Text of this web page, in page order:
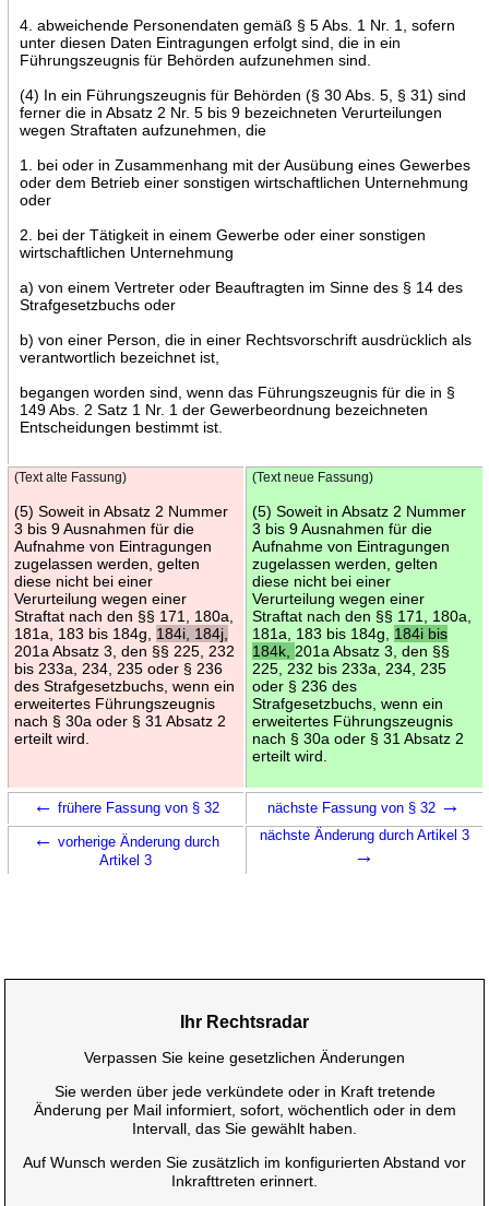
4. abweichende Personendaten gemäß § 5 Abs. 1 Nr. 1, sofern
unter diesen Daten Eintragungen erfolgt sind, die in ein
Führungszeugnis für Behörden aufzunehmen sind.
(4) In ein Führungszeugnis für Behörden (§ 30 Abs. 5, § 31) sind
ferner die in Absatz 2 Nr. 5 bis 9 bezeichneten Verurteilungen
wegen Straftaten aufzunehmen, die
1. bei oder in Zusammenhang mit der Ausübung eines Gewerbes
oder dem Betrieb einer sonstigen wirtschaftlichen Unternehmung
oder
2. bei der Tätigkeit in einem Gewerbe oder einer sonstigen
wirtschaftlichen Unternehmung
a) von einem Vertreter oder Beauftragten im Sinne des § 14 des
Strafgesetzbuchs oder
b) von einer Person, die in einer Rechtsvorschrift ausdrücklich als
verantwortlich bezeichnet ist,
begangen worden sind, wenn das Führungszeugnis für die in §
149 Abs. 2 Satz 1 Nr. 1 der Gewerbeordnung bezeichneten
Entscheidungen bestimmt ist.
(Text alte Fassung)
(5) Soweit in Absatz 2 Nummer
3 bis 9 Ausnahmen für die
Aufnahme von Eintragungen
zugelassen werden, gelten
diese nicht bei einer
Verurteilung wegen einer
Straftat nach den §§ 171, 180a,
181a, 183 bis 184g, 184i, 184j,
201a Absatz 3, den §§ 225, 232
bis 233a, 234, 235 oder § 236
des Strafgesetzbuchs, wenn ein
erweitertes Führungszeugnis
nach § 30a oder § 31 Absatz 2
erteilt wird.
(Text neue Fassung)
(5) Soweit in Absatz 2 Nummer
3 bis 9 Ausnahmen für die
Aufnahme von Eintragungen
zugelassen werden, gelten
diese nicht bei einer
Verurteilung wegen einer
Straftat nach den §§ 171, 180a,
181a, 183 bis 184g, 184i bis
184k, 201a Absatz 3, den §§
225, 232 bis 233a, 234, 235
oder § 236 des
Strafgesetzbuchs, wenn ein
erweitertes Führungszeugnis
nach § 30a oder § 31 Absatz 2
erteilt wird.
← frühere Fassung von § 32 nächste Fassung von § 32 →
← vorherige Änderung durch
Artikel 3
nächste Änderung durch Artikel 3
→
Ihr Rechtsradar
Verpassen Sie keine gesetzlichen Änderungen
Sie werden über jede verkündete oder in Kraft tretende
Änderung per Mail informiert, sofort, wöchentlich oder in dem
Intervall, das Sie gewählt haben.
Auf Wunsch werden Sie zusätzlich im konfigurierten Abstand vor
Inkrafttreten erinnert.